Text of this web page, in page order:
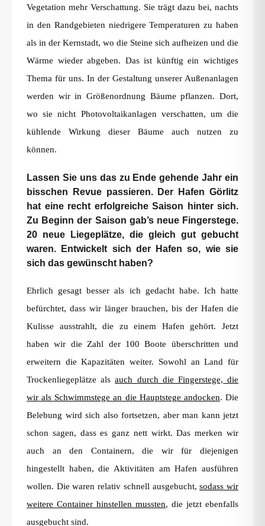
Vegetation mehr Verschattung. Sie trägt dazu bei, nachts
in den Randgebieten niedrigere Temperaturen zu haben
als in der Kernstadt, wo die Steine sich aufheizen und die
Wärme wieder abgeben. Das ist künftig ein wichtiges
Thema für uns. In der Gestaltung unserer Außenanlagen
werden wir in Größenordnung Bäume pflanzen. Dort,
wo sie nicht Photovoltaikanlagen verschatten, um die
kühlende Wirkung dieser Bäume auch nutzen zu
können.
Lassen Sie uns das zu Ende gehende Jahr ein
bisschen Revue passieren. Der Hafen Görlitz
hat eine recht erfolgreiche Saison hinter sich.
Zu Beginn der Saison gab’s neue Fingerstege.
20 neue Liegeplätze, die gleich gut gebucht
waren. Entwickelt sich der Hafen so, wie sie
sich das gewünscht haben?
Ehrlich gesagt besser als ich gedacht habe. Ich hatte
befürchtet, dass wir länger brauchen, bis der Hafen die
Kulisse ausstrahlt, die zu einem Hafen gehört. Jetzt
haben wir die Zahl der 100 Boote überschritten und
erweitern die Kapazitäten weiter. Sowohl an Land für
Trockenliegeplätze alsauch durch die Fingerstege, die
wir als Schwimmstege an die Hauptstege andocken. Die
Belebung wird sich also fortsetzen, aber man kann jetzt
schon sagen, dass es ganz nett wirkt. Das merken wir
auch an den Containern, die wir für diejenigen
hingestellt haben, die Aktivitäten am Hafen ausführen
wollen. Die waren relativ schnell ausgebucht,sodass wir
weitere Container hinstellen mussten, die jetzt ebenfalls
ausgebucht sind.